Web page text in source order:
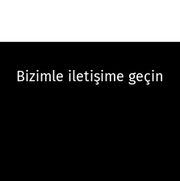
Bizimle iletişime geçin